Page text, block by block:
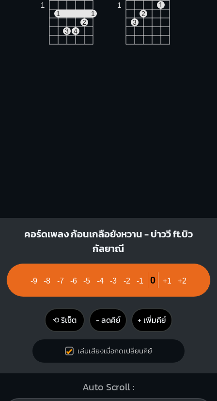
1
1
1
2
3
4
1
1
2
3
คอร์ดเพลง ก้อนเกลือยังหวาน - บ่าววี ft.บิว
กัลยาณี
-9 -8 -7 -6 -5 -4 -3 -2 -1 0 +1 +2
⟲ รีเซ็ต − ลดคีย์ + เพิ่มคีย์
เล่นเสียงเมื่อกดเปลี่ยนคีย์
Auto Scroll :